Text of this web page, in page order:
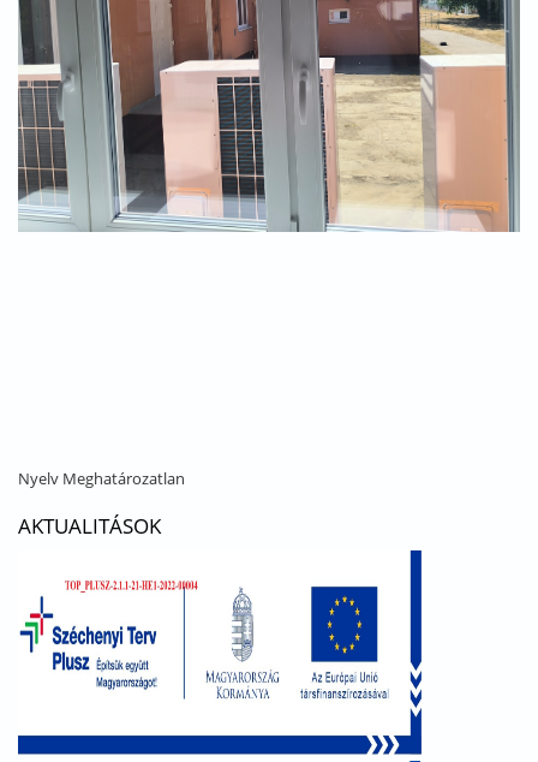
Nyelv Meghatározatlan
AKTUALITÁSOK